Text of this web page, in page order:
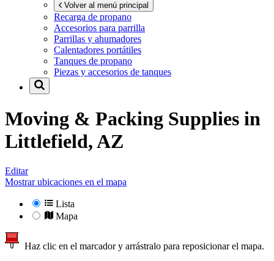
Volver al menú principal
Recarga de propano
Accesorios para parrilla
Parrillas y ahumadores
Calentadores portátiles
Tanques de propano
Piezas y accesorios de tanques
Moving & Packing Supplies in
Littlefield, AZ
Editar
Mostrar ubicaciones en el mapa
Lista
Mapa
Haz clic en el marcador y arrástralo para reposicionar el mapa.